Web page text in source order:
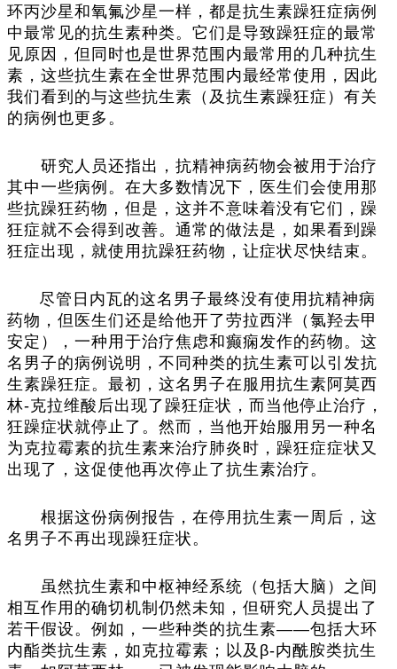
环丙沙星和氧氟沙星一样，都是抗生素躁狂症病例
中最常见的抗生素种类。它们是导致躁狂症的最常
见原因，但同时也是世界范围内最常用的几种抗生
素，这些抗生素在全世界范围内最经常使用，因此
我们看到的与这些抗生素（及抗生素躁狂症）有关
的病例也更多。
研究人员还指出，抗精神病药物会被用于治疗
其中一些病例。在大多数情况下，医生们会使用那
些抗躁狂药物，但是，这并不意味着没有它们，躁
狂症就不会得到改善。通常的做法是，如果看到躁
狂症出现，就使用抗躁狂药物，让症状尽快结束。
尽管日内瓦的这名男子最终没有使用抗精神病
药物，但医生们还是给他开了劳拉西泮（氯羟去甲
安定），一种用于治疗焦虑和癫痫发作的药物。这
名男子的病例说明，不同种类的抗生素可以引发抗
生素躁狂症。最初，这名男子在服用抗生素阿莫西
林-克拉维酸后出现了躁狂症状，而当他停止治疗，
狂躁症状就停止了。然而，当他开始服用另一种名
为克拉霉素的抗生素来治疗肺炎时，躁狂症症状又
出现了，这促使他再次停止了抗生素治疗。
根据这份病例报告，在停用抗生素一周后，这
名男子不再出现躁狂症状。
虽然抗生素和中枢神经系统（包括大脑）之间
相互作用的确切机制仍然未知，但研究人员提出了
若干假设。例如，一些种类的抗生素——包括大环
内酯类抗生素，如克拉霉素；以及β-内酰胺类抗生